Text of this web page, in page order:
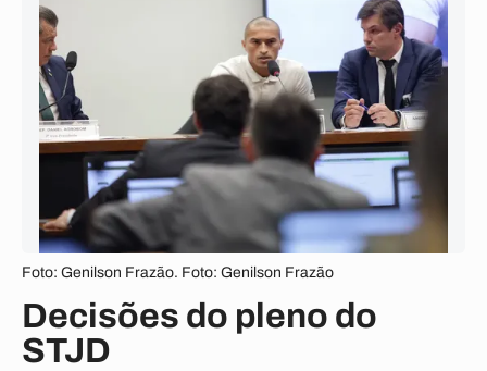
Foto: Genilson Frazão. Foto: Genilson Frazão
Decisões do pleno do
STJD